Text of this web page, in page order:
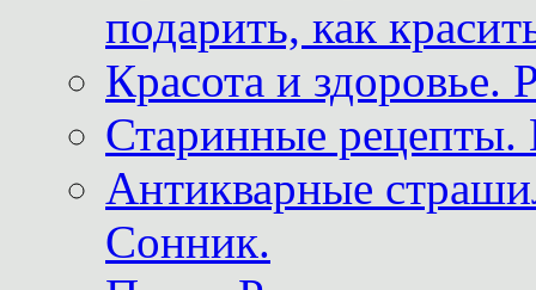
подарить, как
Красота и здоровье.
Старинные рецепты.
Антикварные
Сонник.